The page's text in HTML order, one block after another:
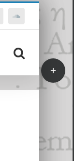
SoundCloud
Bascule
de
la
barre